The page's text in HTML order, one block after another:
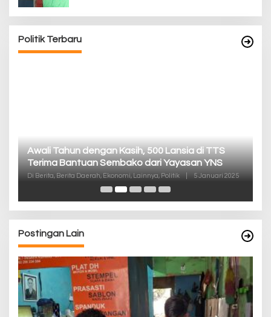
Politik Terbaru
Awali Tahun dengan Kasih, 500 Lansia di TTS
Terima Bantuan Sembako dari Yayasan YNS
Di Berita, Berita Daerah, Ekonomi, Lainnya, Politik 5 Januari 2025
Postingan Lain